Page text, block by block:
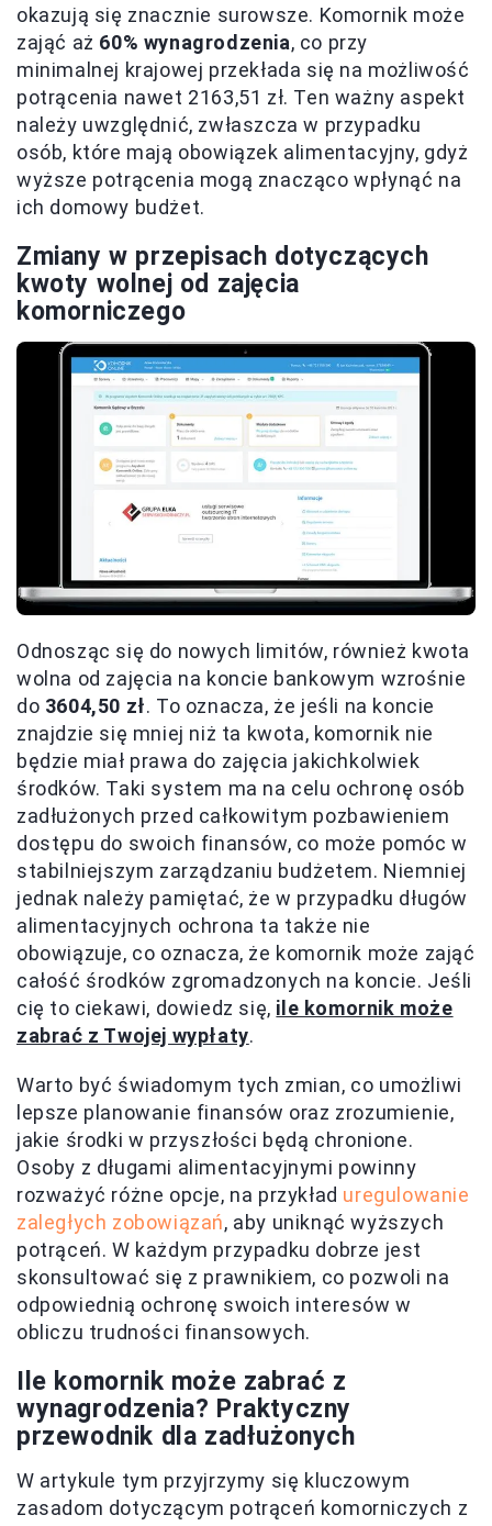
okazują się znacznie surowsze. Komornik może
zająć aż 60% wynagrodzenia, co przy
minimalnej krajowej przekłada się na możliwość
potrącenia nawet 2163,51 zł. Ten ważny aspekt
należy uwzględnić, zwłaszcza w przypadku
osób, które mają obowiązek alimentacyjny, gdyż
wyższe potrącenia mogą znacząco wpłynąć na
ich domowy budżet.
Zmiany w przepisach dotyczących
kwoty wolnej od zajęcia
komorniczego
Odnosząc się do nowych limitów, również kwota
wolna od zajęcia na koncie bankowym wzrośnie
do 3604,50 zł. To oznacza, że jeśli na koncie
znajdzie się mniej niż ta kwota, komornik nie
będzie miał prawa do zajęcia jakichkolwiek
środków. Taki system ma na celu ochronę osób
zadłużonych przed całkowitym pozbawieniem
dostępu do swoich finansów, co może pomóc w
stabilniejszym zarządzaniu budżetem. Niemniej
jednak należy pamiętać, że w przypadku długów
alimentacyjnych ochrona ta także nie
obowiązuje, co oznacza, że komornik może zająć
całość środków zgromadzonych na koncie. Jeśli
cię to ciekawi, dowiedz się, ile komornik może
zabrać z Twojej wypłaty.
Warto być świadomym tych zmian, co umożliwi
lepsze planowanie finansów oraz zrozumienie,
jakie środki w przyszłości będą chronione.
Osoby z długami alimentacyjnymi powinny
rozważyć różne opcje, na przykład uregulowanie
zaległych zobowiązań, aby uniknąć wyższych
potrąceń. W każdym przypadku dobrze jest
skonsultować się z prawnikiem, co pozwoli na
odpowiednią ochronę swoich interesów w
obliczu trudności finansowych.
Ile komornik może zabrać z
wynagrodzenia? Praktyczny
przewodnik dla zadłużonych
W artykule tym przyjrzymy się kluczowym
zasadom dotyczącym potrąceń komorniczych z